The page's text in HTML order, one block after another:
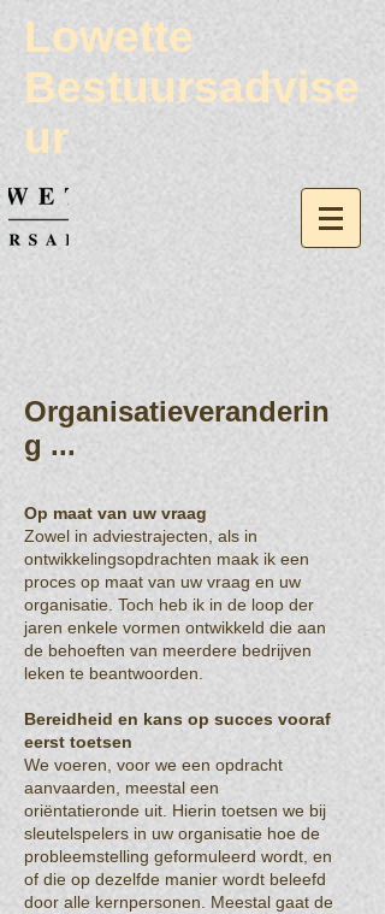
Lowette
Bestuursadvise
ur
Organisatieveranderin
g ...
Op maat van uw vraag
Zowel in adviestrajecten, als in
ontwikkelingsopdrachten maak ik een
proces op maat van uw vraag en uw
organisatie. Toch heb ik in de loop der
jaren enkele vormen ontwikkeld die aan
de behoeften van meerdere bedrijven
leken te beantwoorden.
Bereidheid en kans op succes vooraf
eerst toetsen
We voeren, voor we een opdracht
aanvaarden, meestal een
oriëntatieronde uit. Hierin toetsen we bij
sleutelspelers in uw organisatie hoe de
probleemstelling geformuleerd wordt, en
of die op dezelfde manier wordt beleefd
door alle kernpersonen. Meestal gaat de